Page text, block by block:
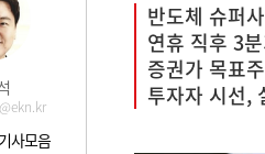
사모음
반도체 슈퍼
연휴 직후 3
증권가 목표
투자자 시선,